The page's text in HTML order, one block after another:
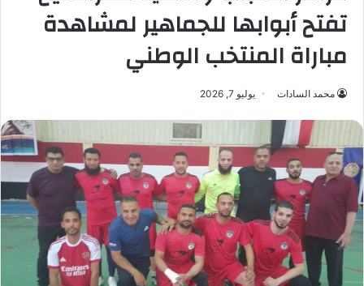
تفتح أبوابها للجماهير لمشاهدة
مباراة المنتخب الوطني
محمد السادات يوليو 7, 2026